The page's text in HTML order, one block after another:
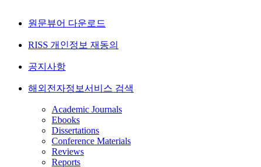
원문뷰어 다운로드
RISS 개인정보 재동의
공지사항
해외전자정보서비스 검색
Academic Journals
Ebooks
Dissertations
Conference Materials
Reviews
Reports